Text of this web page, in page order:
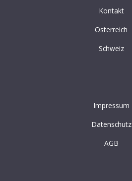
Kontakt
Österreich
Schweiz
Impressum
Datenschutz
AGB